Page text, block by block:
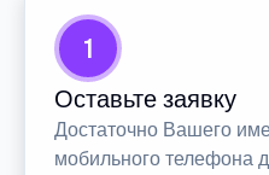
1
Оставьте заявку
Достаточно Вашего
мобильного телефона